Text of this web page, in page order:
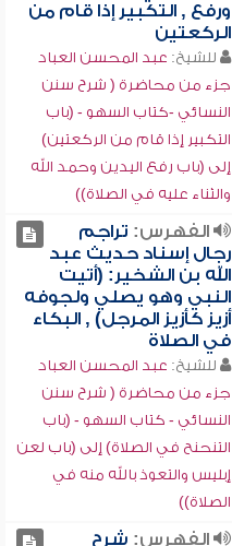
ورفع , التكبير إذا قام من
الركعتين
للشيخ: عبد المحسن العباد
جزء من محاضرة ( شرح سنن
النسائي -كتاب السهو - (باب
التكبير إذا قام من الركعتين)
إلى (باب رفع اليدين وحمد الله
والثناء عليه في الصلاة))
الفهرس: تراجم
رجال إسناد حديث عبد
الله بن الشخير: (أتيت
النبي وهو يصلي ولجوفه
أزيز كأزيز المرجل) , البكاء
في الصلاة
للشيخ: عبد المحسن العباد
جزء من محاضرة ( شرح سنن
النسائي - كتاب السهو - (باب
التنحنح في الصلاة) إلى (باب لعن
إبليس والتعوذ بالله منه في
الصلاة))
الفهرس: شرح